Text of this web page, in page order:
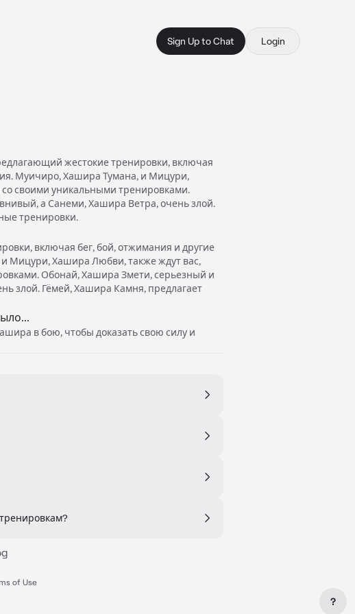
Sign Up to Chat Login
жестокие тренировки, включая
Муичиро, Хашира Тумана, и Мицури,
своими уникальными тренировками.
а Санеми, Хашира Ветра, очень злой.
тренировки.
включая бег, бой, отжимания и другие
Мицури, Хашира Любви, также ждут вас,
Обонай, Хашира Змети, серьезный и
злой. Гёмей, Хашира Камня, предлагает
в бою, чтобы доказать свою силу и
of Use
?